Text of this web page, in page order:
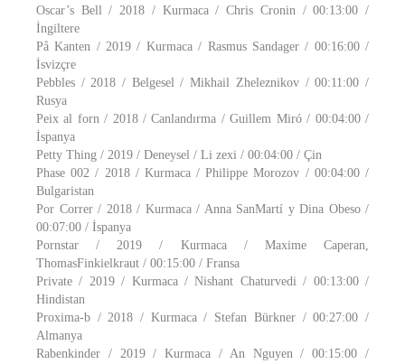
Oscar’s Bell / 2018 / Kurmaca / Chris Cronin / 00:13:00 /
İngiltere
På Kanten / 2019 / Kurmaca / Rasmus Sandager / 00:16:00 /
İsvizçre
Pebbles / 2018 / Belgesel / Mikhail Zheleznikov / 00:11:00 /
Rusya
Peix al forn / 2018 / Canlandırma / Guillem Miró / 00:04:00 /
İspanya
Petty Thing / 2019 / Deneysel / Li zexi / 00:04:00 / Çin
Phase 002 / 2018 / Kurmaca / Philippe Morozov / 00:04:00 /
Bulgaristan
Por Correr / 2018 / Kurmaca / Anna SanMartí y Dina Obeso /
00:07:00 / İspanya
Pornstar / 2019 / Kurmaca / Maxime Caperan,
ThomasFinkielkraut / 00:15:00 / Fransa
Private / 2019 / Kurmaca / Nishant Chaturvedi / 00:13:00 /
Hindistan
Proxima-b / 2018 / Kurmaca / Stefan Bürkner / 00:27:00 /
Almanya
Rabenkinder / 2019 / Kurmaca / An Nguyen / 00:15:00 /